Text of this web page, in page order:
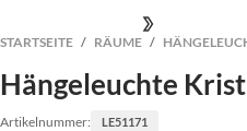
STARTSEITE RÄUME
Hängeleuchte
Artikelnummer: LE51171